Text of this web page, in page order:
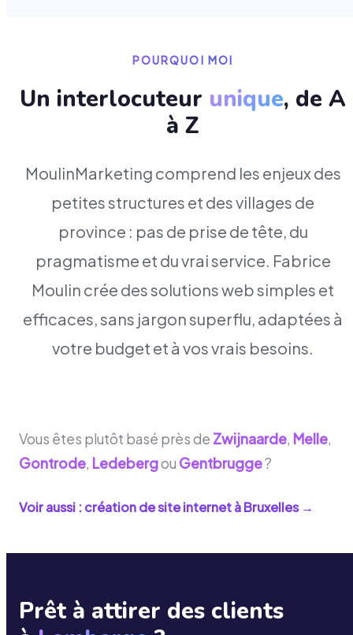
POURQUOI MOI
Un interlocuteur unique, de A
à Z
MoulinMarketing comprend les enjeux des
petites structures et des villages de
province : pas de prise de tête, du
pragmatisme et du vrai service. Fabrice
Moulin crée des solutions web simples et
efficaces, sans jargon superflu, adaptées à
votre budget et à vos vrais besoins.
Vous êtes plutôt basé près de Zwijnaarde, Melle,
Gontrode, Ledebergou Gentbrugge?
Voir aussi : création de site internet àBruxelles→
Prêt à attirer des clients